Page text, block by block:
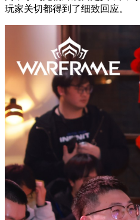
玩家关切都得到了细致回应。